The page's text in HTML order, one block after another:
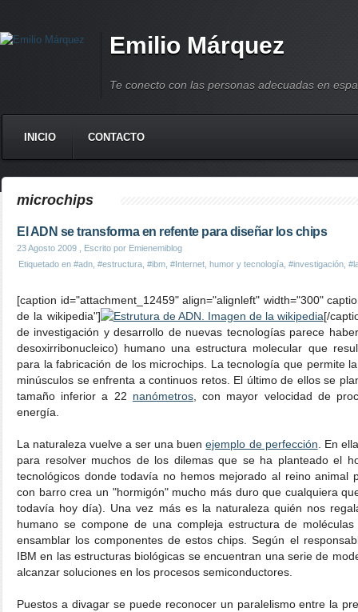
Emilio Márquez
Te conecto con las personas adecuadas en
INICIO CONTACTO
microchips
El ADN se transforma en refente para diseñar los chips
23 Agosto 2009 , Escrito por Emienemiblog
Etiquetado en #adn #estructura #ibm #Internet, humor y tecnología #investigación
[caption id="attachment_12459" align="alignleft" width="300"
de la wikipedia"]
[/
de investigación y desarrollo de nuevas tecnologías parece
desoxirribonucleico) humano una estructura molecular que
para la fabricación de los microchips. La tecnología que permite
minúsculos se enfrenta a continuos retos. El último de ellos se
tamaño inferior a 22 nanómetros, con mayor velocidad de
energía.
La naturaleza vuelve a ser una buenejemplo de perfección . En
para resolver muchos de los dilemas que se ha planteado el
tecnológicos donde todavía no hemos mejorado al reino animal
con barro crea un "hormigón" mucho más duro que cualquiera
todavía hoy día). Una vez más es la naturaleza quién nos
humano se compone de una compleja estructura de
ensamblar los componentes de estos chips. Según el
IBM en las estructuras biológicas se encuentran una serie de
alcanzar soluciones en los procesos semiconductores.
Puestos a divagar se puede reconocer un paralelismo entre la